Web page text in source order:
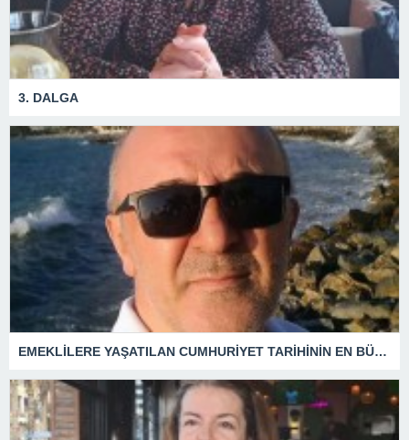
3. DALGA
EMEKLİLERE YAŞATILAN CUMHURİYET TARİHİNİN EN BÜYÜK ZULMÜNÜN DERİN ANALİZİ !